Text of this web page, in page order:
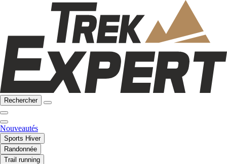
Rechercher
Nouveautés
Sports Hiver
Randonnée
Trail running